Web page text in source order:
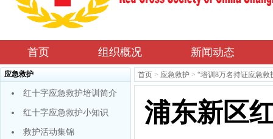
首页 组织概况 新闻动态
应急救护
红十字应急救护培训简介
红十字应急救护小知识
救护活动集锦
首页 > 应急救护 > “培训8万名持证应急救
浦东新区